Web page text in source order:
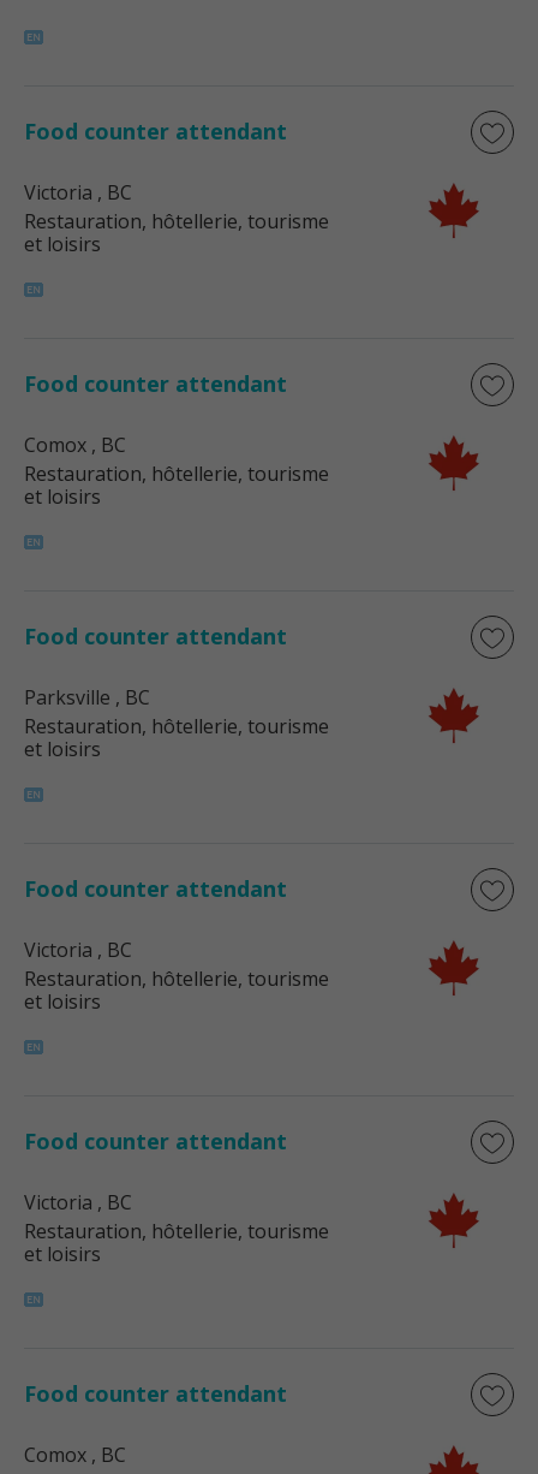
Food counter attendant
Victoria , BC
Restauration, hôtellerie, tourisme
et loisirs
Food counter attendant
Comox , BC
Restauration, hôtellerie, tourisme
et loisirs
Food counter attendant
Parksville , BC
Restauration, hôtellerie, tourisme
et loisirs
Food counter attendant
Victoria , BC
Restauration, hôtellerie, tourisme
et loisirs
Food counter attendant
Victoria , BC
Restauration, hôtellerie, tourisme
et loisirs
Food counter attendant
Comox , BC